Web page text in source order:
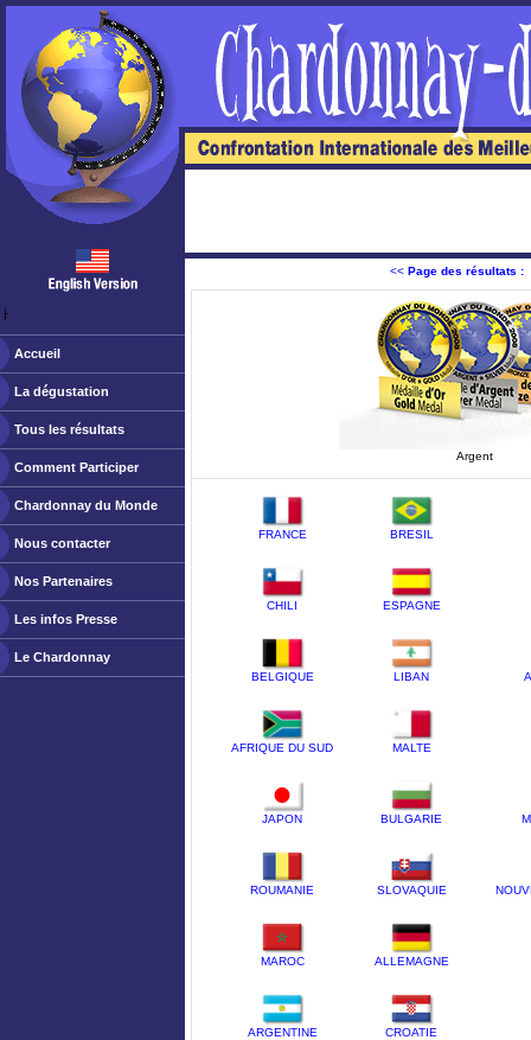
ￂﾠ
Accueil
La dégustation
Tous les résultats
Comment Participer
Chardonnay du Monde
Nous contacter
Nos Partenaires
Les infos Presse
Le Chardonnay
<< Page des résultats :
Argent
FRANCE BRESIL
CHILI ESPAGNE
BELGIQUE LIBAN
AFRIQUE DU SUD MALTE
JAPON BULGARIE
ROUMANIE SLOVAQUIE
MAROC ALLEMAGNE
ARGENTINE
CROATIE